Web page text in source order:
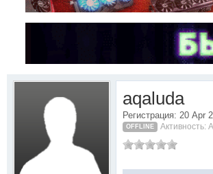
aqaluda
Регистрация: 20 Apr
OFFLINE Активность: